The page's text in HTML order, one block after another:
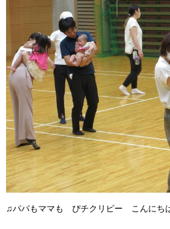
♫パパもママも ぴチクリピー こんにち